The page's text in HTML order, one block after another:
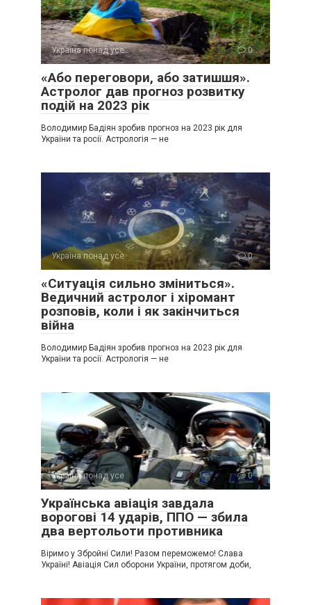
Україна понад усе 0
«Або переговори, або затишшя».
Астролог дав прогноз розвитку
подій на 2023 рік
Володимир Бадіян зробив прогноз на 2023 рік для
України та росії. Астрологія — не
Україна понад усе 0
«Ситуація сильно зміниться».
Ведичний астролог і хіромант
розповів, коли і як закінчиться
війна
Володимир Бадіян зробив прогноз на 2023 рік для
України та росії. Астрологія — не
Україна понад усе 0
Українська авіація завдала
ворогові 14 ударів, ППО — збила
два вертольоти противника
Віримо у Збройні Сили! Разом переможемо! Слава
Україні! Авіація Сил оборони України, протягом доби,